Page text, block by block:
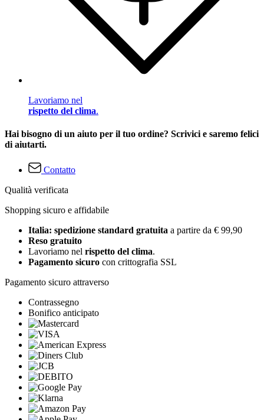
Lavoriamo nel
rispetto del clima.
Hai bisogno di un aiuto per il tuo ordine? Scrivici e saremo felici
di aiutarti.
Contatto
Qualità verificata
Shopping sicuro e affidabile
Italia: spedizione standard gratuita a partire da € 99,90
Reso gratuito
Lavoriamo nel rispetto del clima.
Pagamento sicuro con crittografia SSL
Pagamento sicuro attraverso
Contrassegno
Bonifico anticipato